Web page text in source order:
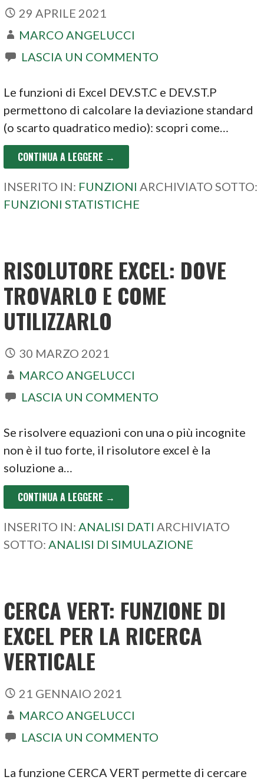
29 APRILE 2021
MARCO ANGELUCCI
LASCIA UN COMMENTO
Le funzioni di Excel DEV.ST.C e DEV.ST.P
permettono di calcolare la deviazione standard
(o scarto quadratico medio): scopri come…
CONTINUA A LEGGERE →
INSERITO IN: FUNZIONI ARCHIVIATO SOTTO:
FUNZIONI STATISTICHE
RISOLUTORE EXCEL: DOVE
TROVARLO E COME
UTILIZZARLO
30 MARZO 2021
MARCO ANGELUCCI
LASCIA UN COMMENTO
Se risolvere equazioni con una o più incognite
non è il tuo forte, il risolutore excel è la
soluzione a…
CONTINUA A LEGGERE →
INSERITO IN: ANALISI DATI ARCHIVIATO
SOTTO: ANALISI DI SIMULAZIONE
CERCA VERT: FUNZIONE DI
EXCEL PER LA RICERCA
VERTICALE
21 GENNAIO 2021
MARCO ANGELUCCI
LASCIA UN COMMENTO
La funzione CERCA VERT permette di cercare